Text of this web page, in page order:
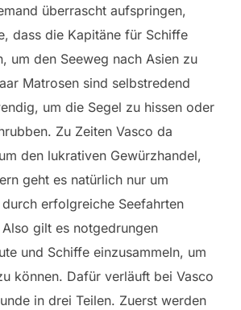
überrascht aufspringen,
dass die Kapitäne für Schiffe
um den Seeweg nach Asien zu
Matrosen sind selbstredend
um die Segel zu hissen oder
Zu Zeiten Vasco da
den lukrativen Gewürzhandel,
geht es natürlich nur um
erfolgreiche Seefahrten
gilt es notgedrungen
und Schiffe einzusammeln, um
können. Dafür verläuft bei Vasco
in drei Teilen. Zuerst werden